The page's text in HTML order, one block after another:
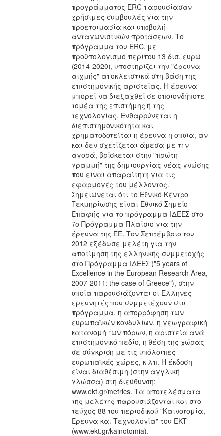
προγράμματος ERC παρουσίασαν
χρήσιμες συμβουλές για την
προετοιμασία και υποβολή
ανταγωνιστικών προτάσεων. Το
πρόγραμμα του ΕRC, με
προϋπολογισμό περίπου 13 δισ. ευρώ
(2014-2020), υποστηρίζει την "έρευνα
αιχμής" αποκλειστικά στη βάση της
επιστημονικής αριστείας. Η έρευνα
μπορεί να διεξαχθεί σε οποιονδήποτε
τομέα της επιστήμης ή της
τεχνολογίας. Ενθαρρύνεται η
διεπιστημονικότητα και
χρηματοδοτείται η έρευνα η οποία, αν
και δεν σχετίζεται άμεσα με την
αγορά, βρίσκεται στην "πρώτη
γραμμή" της δημιουργίας νέας γνώσης
που είναι απαραίτητη για τις
εφαρμογές του μέλλοντος.
Σημειώνεται ότι το Εθνικό Κέντρο
Τεκμηρίωσης είναι Εθνικό Σημείο
Επαφής για το πρόγραμμα ΙΔΕΕΣ στο
7ο Πρόγραμμα Πλαίσιο για την
έρευνα της ΕΕ. Τον Σεπτέμβριο του
2012 εξέδωσε μελέτη για την
αποτίμηση της ελληνικής συμμετοχής
στο Πρόγραμμα ΙΔΕΕΣ ("5 years of
Excellence in the European Research Area,
2007-2011: the case of Greece"), στην
οποία παρουσιάζονται οι Έλληνες
ερευνητές που συμμετέχουν στο
πρόγραμμα, η απορρόφηση των
ευρωπαϊκών κονδυλίων, η γεωγραφική
κατανομή των πόρων, η αριστεία ανά
επιστημονικό πεδίο, η θέση της χώρας
σε σύγκριση με τις υπόλοιπες
ευρωπαϊκές χώρες, κ.λπ. Η έκδοση
είναι διαθέσιμη (στην αγγλική
γλώσσα) στη διεύθυνση:
www.ekt.gr/metrics. Τα αποτελέσματα
της μελέτης παρουσιάζονται και στο
τεύχος 88 του περιοδικού "Καινοτομία,
Έρευνα και Τεχνολογία" του ΕΚΤ
(www.ekt.gr/kainotomia).